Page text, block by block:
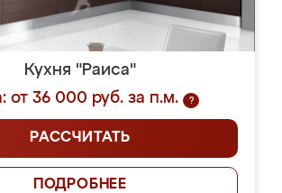
Кухня "Раиса"
от 36 000 руб. за п.м.
?
РАССЧИТАТЬ
ПОДРОБНЕЕ